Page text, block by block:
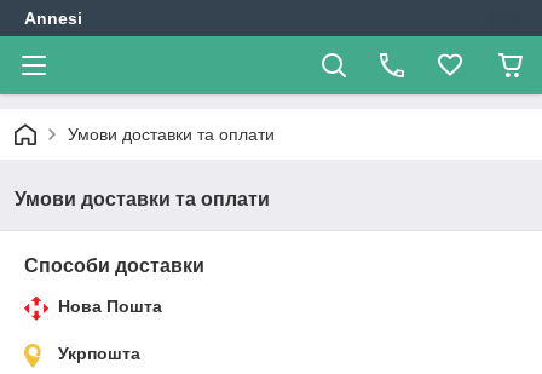
Annesi
Умови доставки та оплати
Умови доставки та оплати
Способи доставки
Нова Пошта
Укрпошта